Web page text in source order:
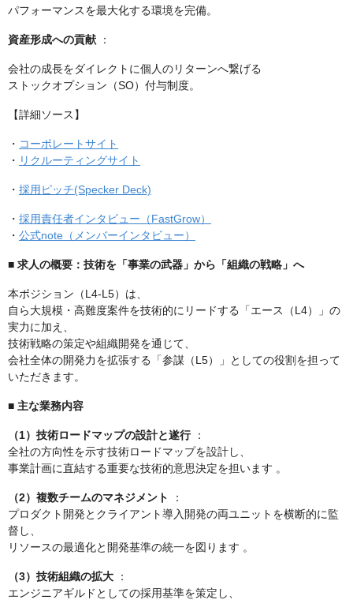
パフォーマンスを最大化する環境を完備。
資産形成への貢献 ：
会社の成長をダイレクトに個人のリターンへ繋げる
ストックオプション（SO）付与制度。
【詳細ソース】
・ コーポレートサイト
・ リクルーティングサイト
・ 採用ピッチ(Specker Deck)
・ 採用責任者インタビュー（FastGrow）
・ 公式note（メンバーインタビュー）
■ 求人の概要：技術を「事業の武器」から「組織の戦略」へ
本ポジション（L4-L5）は、
自ら大規模・高難度案件を技術的にリードする「エース（L4）」の
実力に加え、
技術戦略の策定や組織開発を通じて、
会社全体の開発力を拡張する「参謀（L5）」としての役割を担って
いただきます。
■ 主な業務内容
（1）技術ロードマップの設計と遂行：
全社の方向性を示す技術ロードマップを設計し、
事業計画に直結する重要な技術的意思決定を担います 。
（2）複数チームのマネジメント
：
プロダクト開発とクライアント導入開発の両ユニットを横断的に監
督し、
リソースの最適化と開発基準の統一を図ります 。
（3）技術組織の拡大 ：
エンジニアギルドとしての採用基準を策定し、